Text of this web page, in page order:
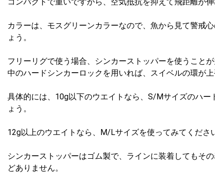
カラーは、モスグリーンカラーなので、魚から見て警戒
ょう。
フリーリグで使う場合、シンカーストッパーを使うこと
中のハードシンカーロックを用いれば、スイベルの環が上
具体的には、10g以下のウエイトなら、S/Mサイズのハー
ょう。
12g以上のウエイトなら、M/Lサイズを使ってみてくださ
シンカーストッパーはゴム製で、ラインに装着してもそ
どありません。